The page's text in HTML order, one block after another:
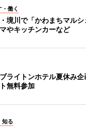
働く
境川で「かわまちマルシ
やキッチンカーなど
ライトンホテル夏休み企
無料参加
知る